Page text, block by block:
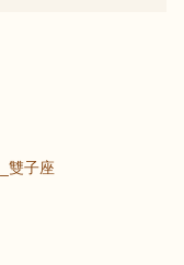
雙子座